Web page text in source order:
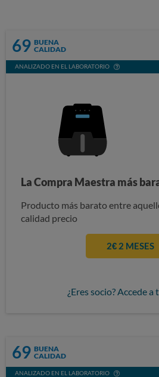
69 BUENA
CALIDAD
ANALIZADO EN EL LABORATORIO
La Compra Maestra más
Producto más barato entre
calidad precio
2€ 2 MESES
¿Eres socio? Accede a
69 BUENA
CALIDAD
ANALIZADO EN EL LABORATORIO